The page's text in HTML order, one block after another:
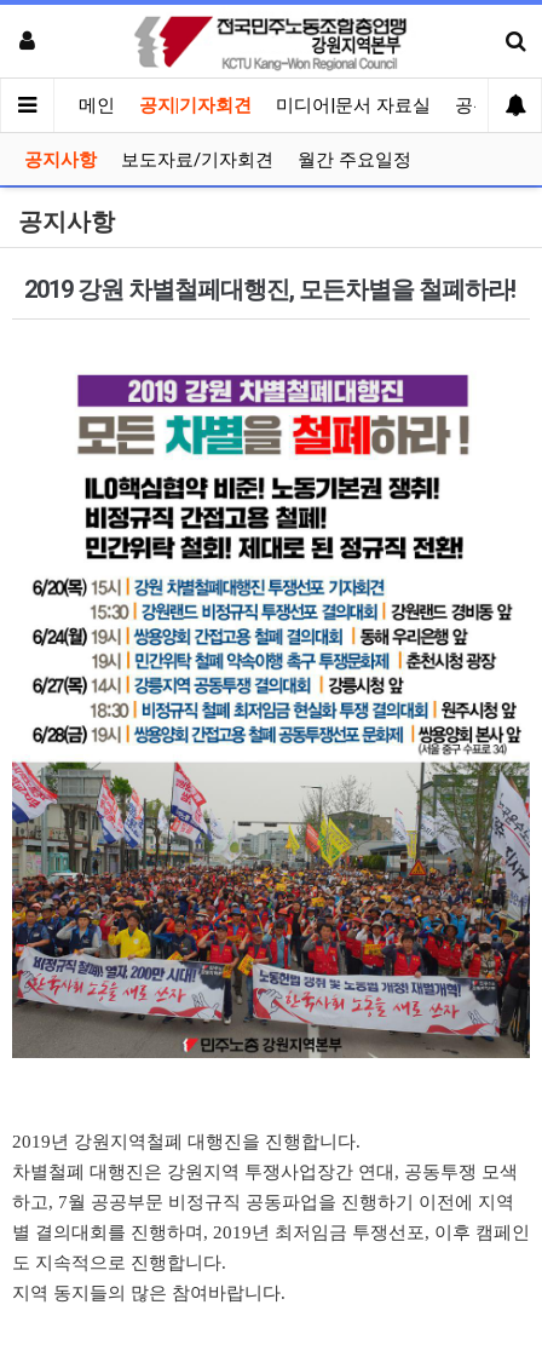
메인 공지|기자회견 미디어|문서 자료실 공유게시
공지사항 보도자료/기자회견 월간 주요일정
공지사항
2019 강원 차별철페대행진, 모든차별을 철폐하라!
2019년 강원지역철폐 대행진을 진행합니다.
차별철폐 대행진은 강원지역 투쟁사업장간 연대, 공동투쟁 모색
하고, 7월 공공부문 비정규직 공동파업을 진행하기 이전에 지역
별 결의대회를 진행하며, 2019년 최저임금 투쟁선포, 이후 캠페인
도 지속적으로 진행합니다.
지역 동지들의 많은 참여바랍니다.